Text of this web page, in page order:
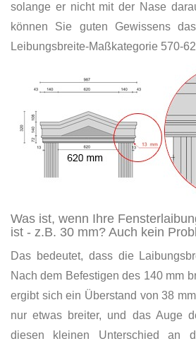
solange er nicht mit der Nase
können Sie guten Gewissens
Leibungsbreite-Maßkategorie 570-
Was ist, wenn Ihre
ist - z.B. 30 mm? Auch kein
Das bedeutet, dass die
Nach dem Befestigen des 140 mm
ergibt sich ein Überstand von 38
nur etwas breiter, und das Auge
diesen kleinen Unterschied an